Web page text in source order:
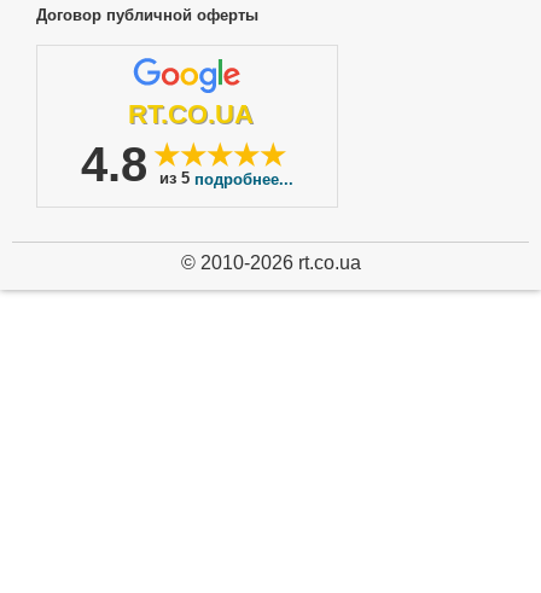
Договор публичной оферты
RT.CO.UA
4.8 ★★★★★
из 5 подробнее...
© 2010-2026 rt.co.ua